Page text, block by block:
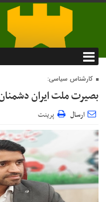
کارشناس سیاسی:
بصیرت ملت ایران
ارسال پرینت